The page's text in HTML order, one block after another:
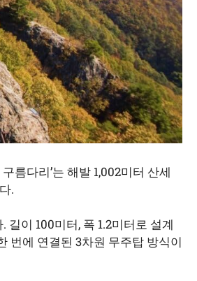
름다리’는 해발 1,002미터 산세
.
이 100미터, 폭 1.2미터로 설계
번에 연결된 3차원 무주탑 방식이